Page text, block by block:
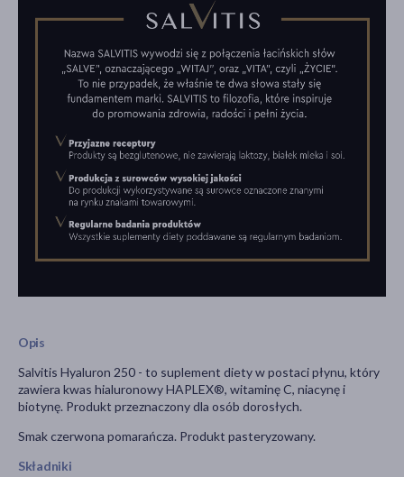
Opis
Salvitis Hyaluron 250 - to suplement diety w postaci płynu, który
zawiera kwas hialuronowy HAPLEX®, witaminę C, niacynę i
biotynę. Produkt przeznaczony dla osób dorosłych.
Smak czerwona pomarańcza. Produkt pasteryzowany.
Składniki